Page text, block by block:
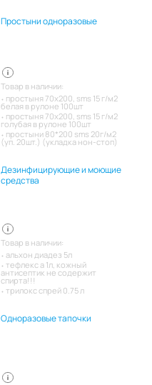
Простыни одноразовые
Товар в наличии:
простыня 70х200, sms 15 г/м2
белая в рулоне 100шт
простыня 70х200, sms 15 г/м2
голубая в рулоне 100шт
простыни 80*200 sms 20г/м2
(уп. 20шт.) (укладка нон-стоп)
Дезинфицирующие и моющие
средства
Товар в наличии:
альхон диадез 5л
тефлекс а 1л, кожный
антисептик не содержит
спирта!!!
трилокс спрей 0.75 л
Одноразовые тапочки